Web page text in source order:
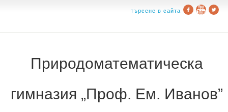
търсене в сайта
Природоматематическа
гимназия „Проф. Ем. Иванов”